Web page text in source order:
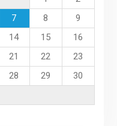
7 8
9
14 15
16
21 22
23
28 29
30